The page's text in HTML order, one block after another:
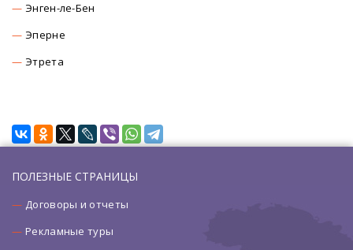
Энген-ле-Бен
Эперне
Этрета
ПОЛЕЗНЫЕ СТРАНИЦЫ
Договоры и отчеты
Рекламные туры